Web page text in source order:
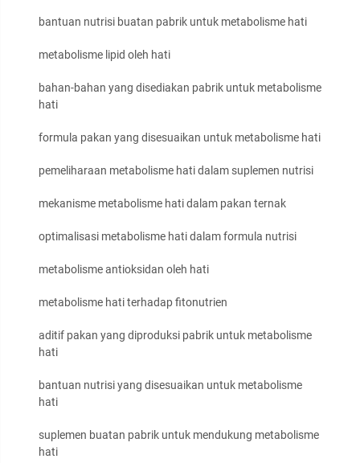
bantuan nutrisi buatan pabrik untuk metabolisme hati
metabolisme lipid oleh hati
bahan-bahan yang disediakan pabrik untuk metabolisme
hati
formula pakan yang disesuaikan untuk metabolisme hati
pemeliharaan metabolisme hati dalam suplemen nutrisi
mekanisme metabolisme hati dalam pakan ternak
optimalisasi metabolisme hati dalam formula nutrisi
metabolisme antioksidan oleh hati
metabolisme hati terhadap fitonutrien
aditif pakan yang diproduksi pabrik untuk metabolisme
hati
bantuan nutrisi yang disesuaikan untuk metabolisme
hati
suplemen buatan pabrik untuk mendukung metabolisme
hati